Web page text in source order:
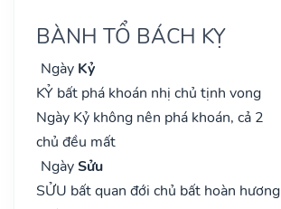
BÀNH TỔ BÁCH KỴ
Ngày Kỷ
KỶ bất phá khoán nhị chủ tịnh vong
Ngày Kỷ không nên phá khoán, cả 2
chủ đều mất
NgàySửu
SỬU bất quan đới chủ bất hoàn hương